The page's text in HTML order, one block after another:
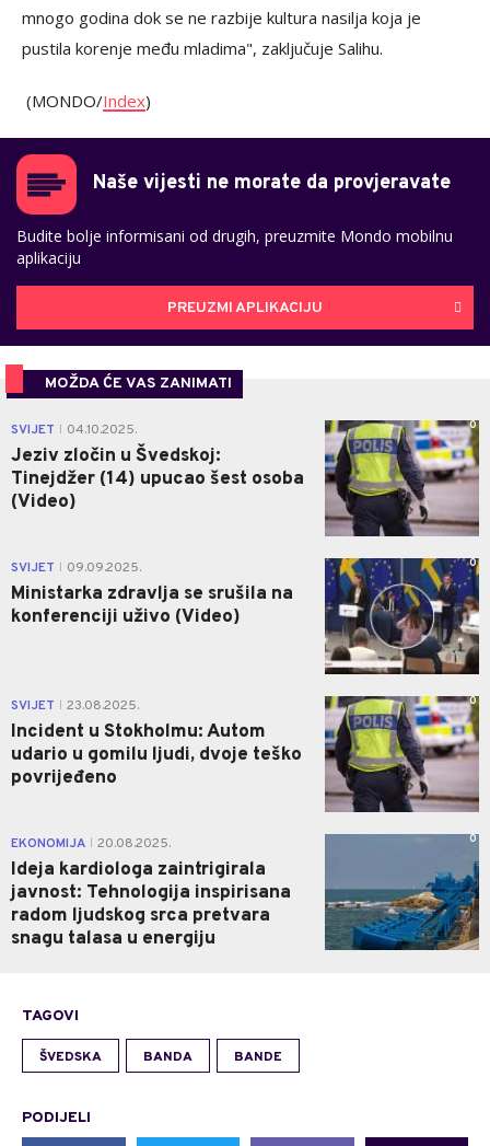
mnogo godina dok se ne razbije kultura nasilja koja je
pustila korenje među mladima", zaključuje Salihu.
(MONDO/Index)
Naše vijesti ne morate da provjeravate
Budite bolje informisani od drugih, preuzmite Mondo mobilnu
aplikaciju
PREUZMI APLIKACIJU
MOŽDA ĆE VAS ZANIMATI
SVIJET 04.10.2025.
Jeziv zločin u Švedskoj:
Tinejdžer (14) upucao šest osoba
(Video)
0
SVIJET 09.09.2025.
Ministarka zdravlja se srušila na
konferenciji uživo (Video)
0
SVIJET 23.08.2025.
Incident u Stokholmu: Autom
udario u gomilu ljudi, dvoje teško
povrijeđeno
0
EKONOMIJA 20.08.2025.
Ideja kardiologa zaintrigirala
javnost: Tehnologija inspirisana
radom ljudskog srca pretvara
snagu talasa u energiju
0
TAGOVI
ŠVEDSKA BANDA BANDE
PODIJELI